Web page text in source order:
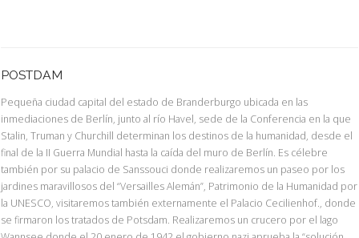
POSTDAM
Pequeña ciudad capital del estado de Branderburgo ubicada en las
inmediaciones de Berlín, junto al río Havel, sede de la Conferencia en la que
Stalin, Truman y Churchill determinan los destinos de la humanidad, desde el
final de la II Guerra Mundial hasta la caída del muro de Berlín. Es célebre
también por su palacio de Sanssouci donde realizaremos un paseo por los
jardines maravillosos del “Versailles Alemán”, Patrimonio de la Humanidad por
la UNESCO, visitaremos también externamente el Palacio Cecilienhof., donde
se firmaron los tratados de Potsdam. Realizaremos un crucero por el lago